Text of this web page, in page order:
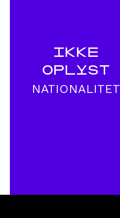
IKKE
OPLYST
NATIONALITET